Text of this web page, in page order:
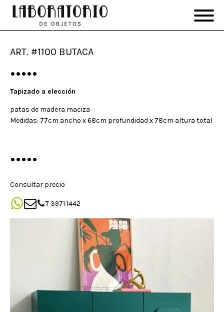
ART. #1100 BUTACA
•••••
Tapizado a elección
patas de madera maciza
Medidas: 77cm ancho x 68cm profundidad x 78cm altura total
•••••
Consultar precio
T 3971 1442